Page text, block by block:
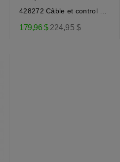
428272 Câble et control de
179,96 $Prix
224,95 $